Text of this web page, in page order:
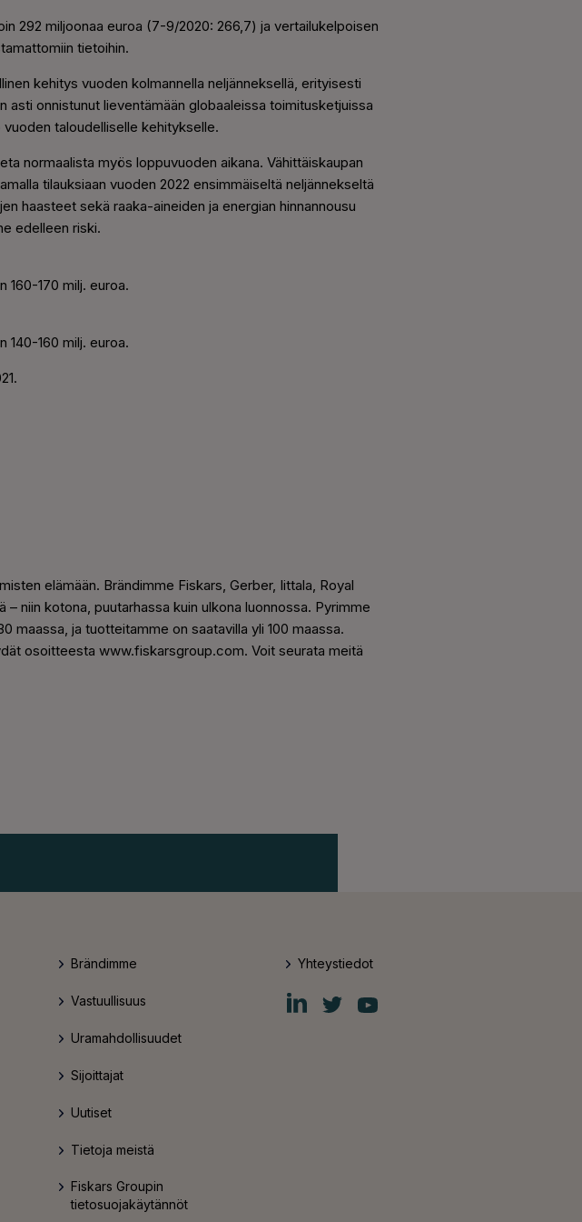
292 miljoonaa euroa (7-9/2020: 266,7) ja vertailukelpoisen
tietoihin.
kehitys vuoden kolmannella neljänneksellä, erityisesti
onnistunut lieventämään globaaleissa toimitusketjuissa
taloudelliselle kehitykselle.
normaalista myös loppuvuoden aikana. Vähittäiskaupan
tilauksiaan vuoden 2022 ensimmäiseltä neljännekseltä
haasteet sekä raaka-aineiden ja energian hinnannousu
edelleen riski.
160-170 milj. euroa.
140-160 milj. euroa.
elämään. Brändimme Fiskars, Gerber, Iittala, Royal
niin kotona, puutarhassa kuin ulkona luonnossa. Pyrimme
maassa, ja tuotteitamme on saatavilla yli 100 maassa.
osoitteesta www.fiskarsgroup.com. Voit seurata meitä
Brändimme
Vastuullisuus
Uramahdollisuudet
Sijoittajat
Uutiset
Tietoja meistä
Fiskars Groupin
tietosuojakäytännöt
Yhteystiedot
Fiskars
Group
Fiskars
Group
Fiskars
Group